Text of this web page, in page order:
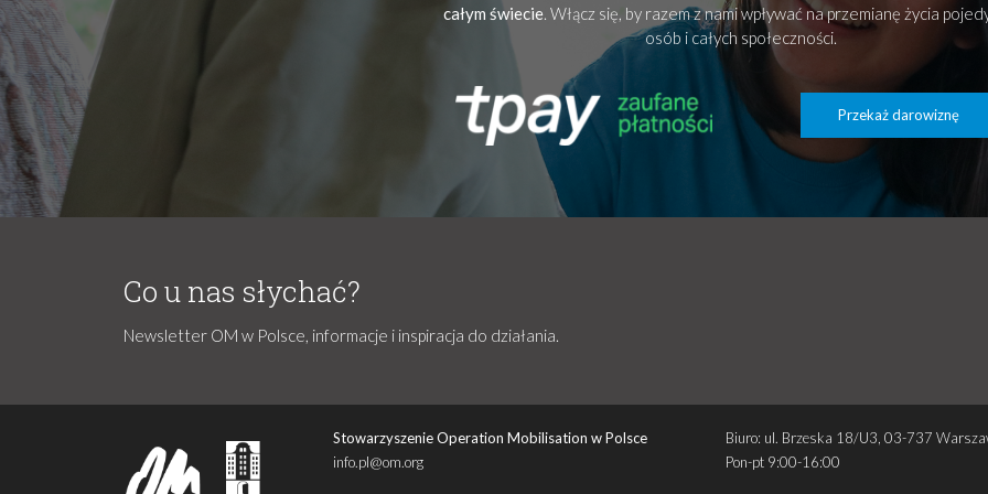
całym świecie. Włącz się, by razem z nami wpływać na przemianę życia
osób i całych społeczności.
Przekaż darowiznę
Co u nas słychać?
Newsletter OM w Polsce, informacje i inspiracja do działania.
Stowarzyszenie Operation Mobilisation w Polsce
info.pl@om.org
Biuro: ul. Brzeska 18/U3, 03-737
Pon-pt 9:00-16:00